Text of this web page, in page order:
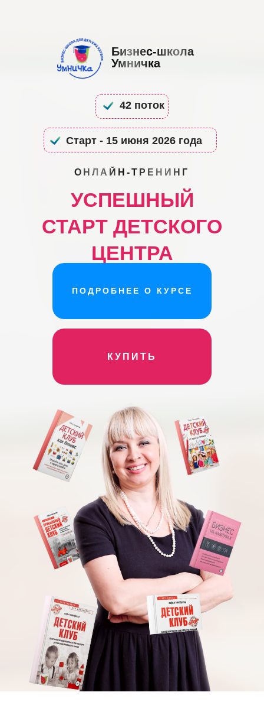
УСПЕШНЫЙ
СТАРТ ДЕТСКОГО
ЦЕНТРА
Старт - 15 июня 2026 года
42 поток
Бизнес-школа
Умничка
ОНЛАЙН-ТРЕНИНГ
ПОДРОБНЕЕ О КУРСЕ
КУПИТЬ